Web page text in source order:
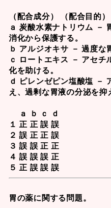
（配合成分） （配合目的）
ａ 炭酸水素ナトリウム －
消化から保護する。
ｂ アルジオキサ － 過度な
ｃ ロートエキス － アセ
化を助ける。
ｄ ピレンゼピン塩酸塩 －
え、過剰な胃液の分泌を抑
ａ ｂ ｃ ｄ
１ 正 正 誤 誤
２ 誤 正 正 誤
３ 誤 誤 正 正
４ 誤 誤 誤 正
５ 正 誤 誤 誤
胃の薬に関する問題。